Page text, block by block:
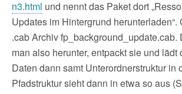
n3.html und nennt das Paket dort
Updates im Hintergrund herunterladen“.
.cab Archiv fp_background_update.cab.
man also herunter, entpackt sie und lädt
Daten dann samt Unterordnerstruktur in
Pfadstruktur sieht dann in etwa so aus